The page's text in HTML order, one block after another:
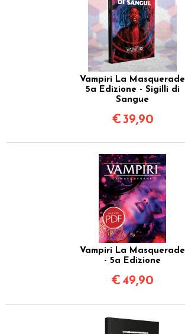
Vampiri La Masquerade
5a Edizione - Sigilli di
Sangue
€39,90
Vampiri La Masquerade
- 5a Edizione
€49,90